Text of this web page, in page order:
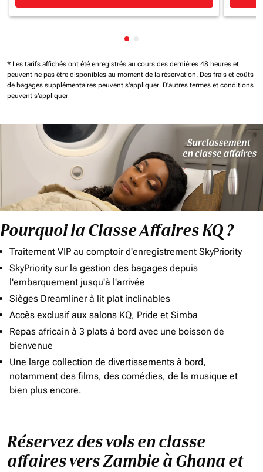
Affichage de cmp-pagination-
* Les tarifs affichés ont été enregistrés au cours des dernières 48 heures et
peuvent ne pas être disponibles au moment de la réservation. Des frais et coûts
de bagages supplémentaires peuvent s'appliquer. D'autres termes et conditions
peuvent s'appliquer
Pourquoi la Classe Affaires KQ ?
Traitement VIP au comptoir d'enregistrement SkyPriority
SkyPriority sur la gestion des bagages depuis
l'embarquement jusqu'à l'arrivée
Sièges Dreamliner à lit plat inclinables
Accès exclusif aux salons KQ, Pride et Simba
Repas africain à 3 plats à bord avec une boisson de
bienvenue
Une large collection de divertissements à bord,
notamment des films, des comédies, de la musique et
bien plus encore.
Réservez des vols en classe
affaires vers Zambie à Ghana et